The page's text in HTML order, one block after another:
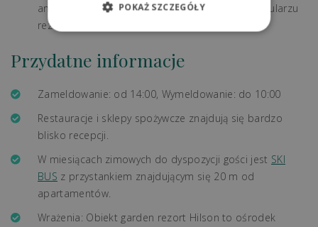
anulowania pobytu, które można znaleźć w formularzu
rezerwacji, w części warunki sprzedaży taryfy.
Przydatne informacje
Zameldowanie: od 14:00, Wymeldowanie: do 10:00
Restauracje i sklepy spożywcze znajdują się bardzo
blisko recepcji.
W miesiącach zimowych do dyspozycji gości jest SKI
BUS z przystankiem znajdującym się 20 m od
apartamentów.
Wrażenia: Obiekt garden rezort Hilson to ośrodek
POKAŻ SZCZEGÓŁY